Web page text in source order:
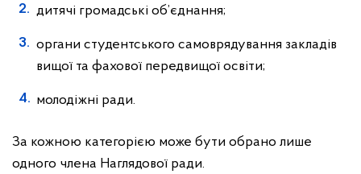
дитячі громадські об’єднання;
органи студентського самоврядування закладів
вищої та фахової передвищої освіти;
молодіжні ради.
За кожною категорією може бути обрано лише
одного члена Наглядової ради.